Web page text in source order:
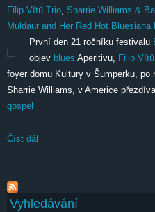
Filip Vítů Trio Sharrie Williams &
Muldaur and Her Red Hot Bluesiana
První den 21 ročníku festivalu
objev blues Aperitivu, Filip
foyer domu Kultury v Šumperku,
Sharrie Williams, v Americe
gospel
Číst dál
Vyhledávání